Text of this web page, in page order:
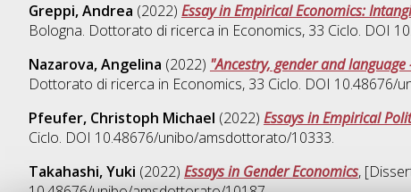
Greppi, Andrea (2022) Essay in Empirical Economics:
Bologna. Dottorato di ricerca in Economics, 33 Ciclo. DOI
Nazarova, Angelina (2022) "Ancestry, gender and
Dottorato di ricerca in Economics, 33 Ciclo. DOI 10.48676/
Pfeufer, Christoph Michael (2022) Essays in Empirical
Ciclo. DOI 10.48676/unibo/amsdottorato/10333.
Takahashi, Yuki (2022) Essays in Gender Economics,